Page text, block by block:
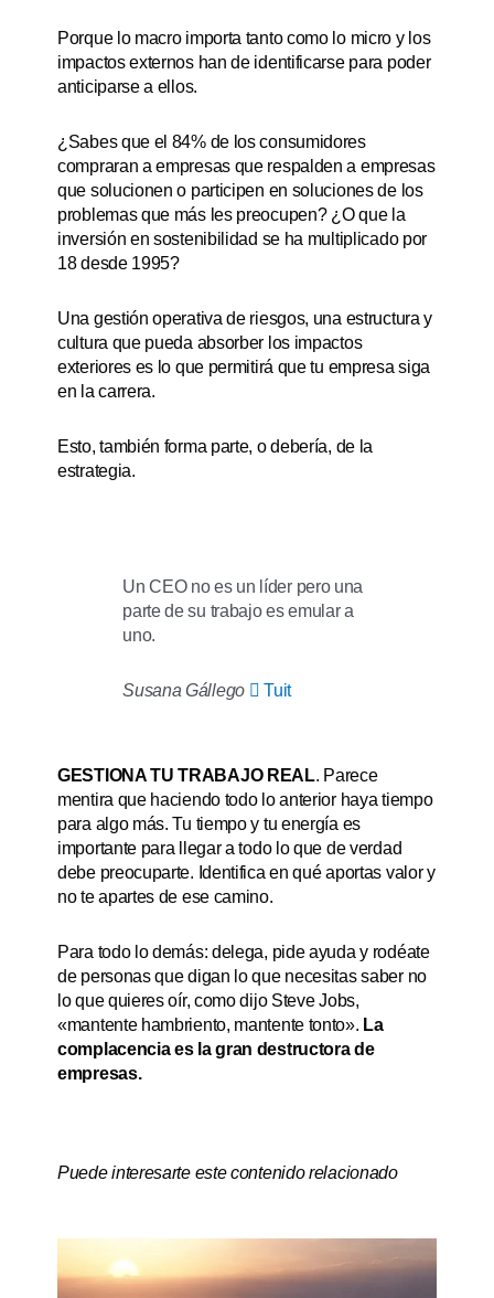
Porque lo macro importa tanto como lo micro y los
impactos externos han de identificarse para poder
anticiparse a ellos.
¿Sabes que el 84% de los consumidores
compraran a empresas que respalden a empresas
que solucionen o participen en soluciones de los
problemas que más les preocupen? ¿O que la
inversión en sostenibilidad se ha multiplicado por
18 desde 1995?
Una gestión operativa de riesgos, una estructura y
cultura que pueda absorber los impactos
exteriores es lo que permitirá que tu empresa siga
en la carrera.
Esto, también forma parte, o debería, de la
estrategia.
Un CEO no es un líder pero una
parte de su trabajo es emular a
uno.
Susana Gállego Tuit
GESTIONA TU TRABAJO REAL. Parece
mentira que haciendo todo lo anterior haya tiempo
para algo más. Tu tiempo y tu energía es
importante para llegar a todo lo que de verdad
debe preocuparte. Identifica en qué aportas valor y
no te apartes de ese camino.
Para todo lo demás: delega, pide ayuda y rodéate
de personas que digan lo que necesitas saber no
lo que quieres oír, como dijo Steve Jobs,
«mantente hambriento, mantente tonto». La
complacencia es la gran destructora de
empresas.
Puede interesarte este contenido relacionado